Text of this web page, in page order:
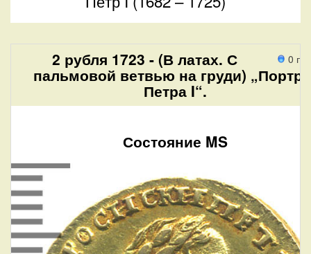
0
2 рубля 1723 - (В латах. С
пальмовой ветвью на груди)
Петра I“.
Состояние MS